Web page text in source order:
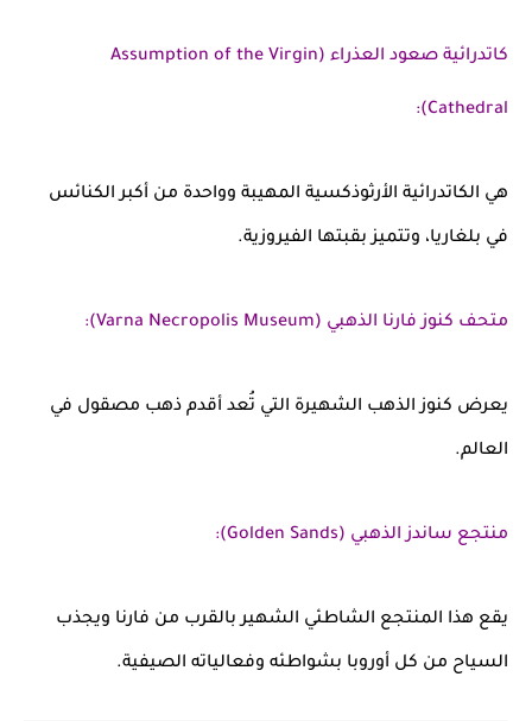
كاتدرائية صعود العذراء (Assumption of the Virgin
Cathedral):
هي الكاتدرائية الأرثوذكسية المهيبة وواحدة من أكبر الكنائس
في بلغاريا، وتتميز بقبتها الفيروزية.
متحف كنوز فارنا الذهبي (Varna Necropolis Museum):
يعرض كنوز الذهب الشهيرة التي تُعد أقدم ذهب مصقول في
العالم.
منتجع ساندز الذهبي (Golden Sands):
يقع هذا المنتجع الشاطئي الشهير بالقرب من فارنا ويجذب
السياح من كل أوروبا بشواطئه وفعالياته الصيفية.